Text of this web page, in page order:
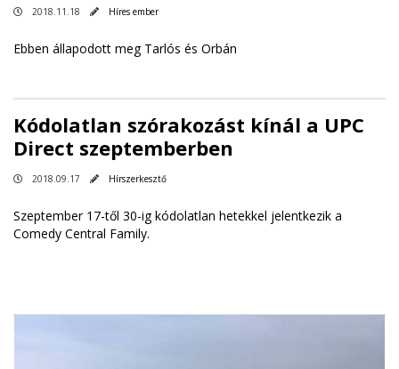
2018.11.18 Híres ember
Ebben állapodott meg Tarlós és Orbán
Kódolatlan szórakozást kínál a UPC
Direct szeptemberben
2018.09.17 Hírszerkesztő
Szeptember 17-től 30-ig kódolatlan hetekkel jelentkezik a
Comedy Central Family.